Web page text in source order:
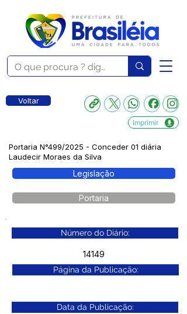
Voltar
Imprimir
Portaria N°499/2025 - Conceder 01 diária
Laudecir Moraes da Silva
Legislação
Portaria
Número do Diário:
14149
Página da Publicação:
Data da Publicação: